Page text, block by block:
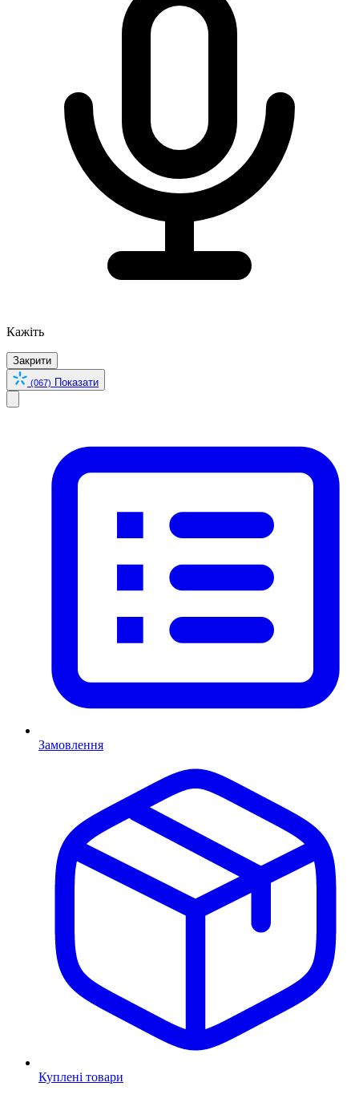
Кажіть
Закрити
(067) Показати
Замовлення
Куплені товари